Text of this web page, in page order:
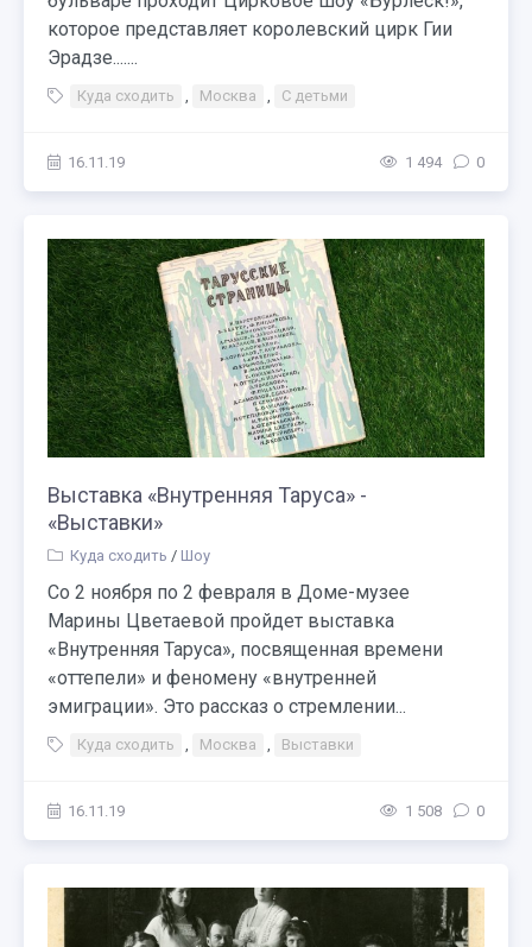
которое представляет королевский цирк Гии
Эрадзе.......
Куда сходить , Москва , С детьми
16.11.19 1 494 0
Выставка «Внутренняя Таруса» -
«Выставки»
Куда сходить / Шоу
Со 2 ноября по 2 февраля в Доме-музее
Марины Цветаевой пройдет выставка
«Внутренняя Таруса», посвященная времени
«оттепели» и феномену «внутренней
эмиграции». Это рассказ о стремлении...
Куда сходить , Москва , Выставки
16.11.19 1 508 0